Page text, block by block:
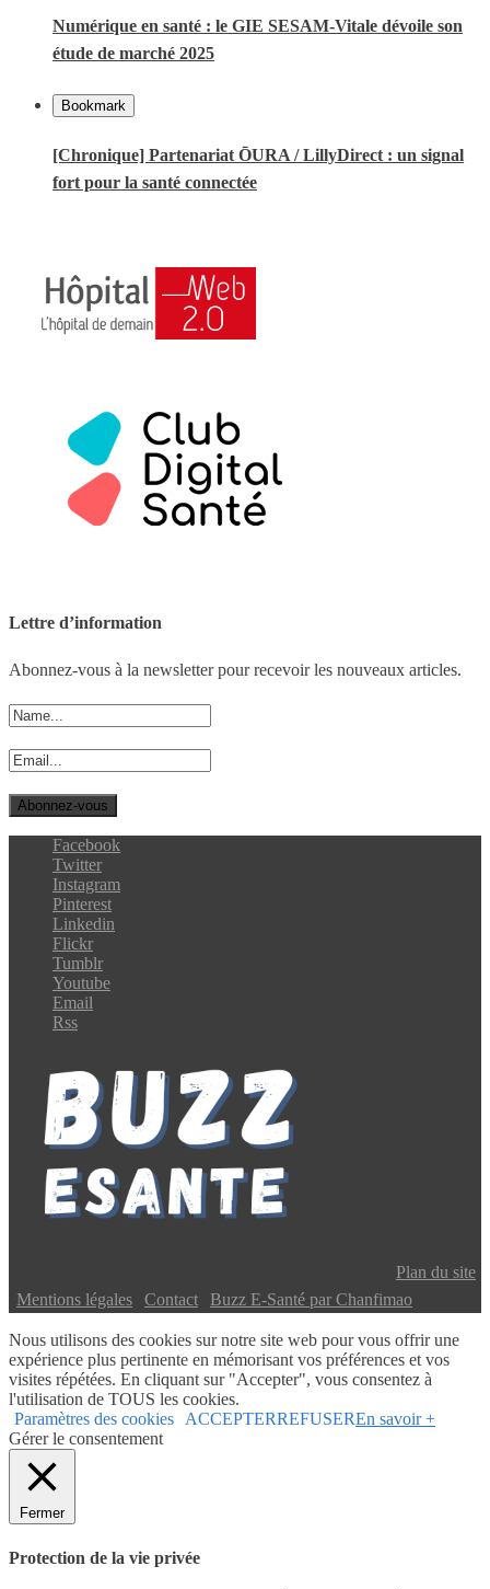
Numérique en santé : le GIE SESAM-Vitale dévoile son
étude de marché 2025
Bookmark
[Chronique] Partenariat ŌURA / LillyDirect : un signal
fort pour la santé connectée
Lettre d’information
Abonnez-vous à la newsletter pour recevoir les nouveaux articles.
Facebook
Twitter
Instagram
Pinterest
Linkedin
Flickr
Tumblr
Youtube
Email
Rss
Plan du site
Mentions légales Contact Buzz E-Santé par Chanfimao
Nous utilisons des cookies sur notre site web pour vous offrir une
expérience plus pertinente en mémorisant vos préférences et vos
visites répétées. En cliquant sur "Accepter", vous consentez à
l'utilisation de TOUS les cookies.
Paramètres des cookies ACCEPTERREFUSEREn savoir +
Gérer le consentement
Fermer
Protection de la vie privée